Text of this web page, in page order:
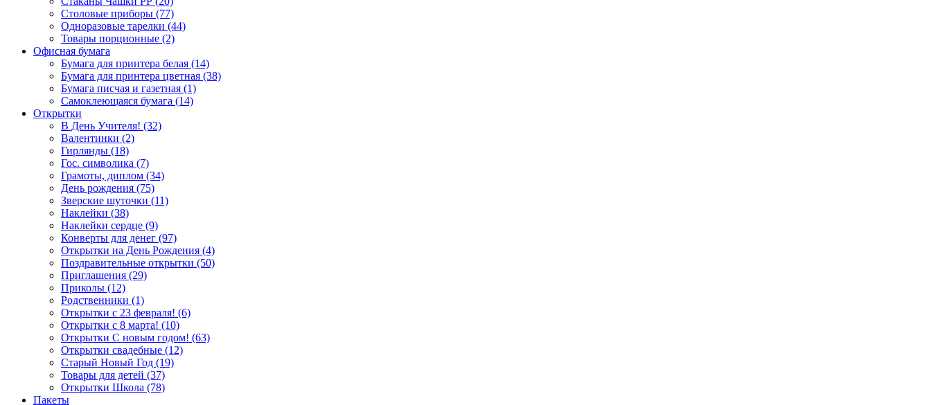
Столовые приборы (77)
Одноразовые тарелки (44)
Товары порционные (2)
Офисная бумага
Бумага для принтера белая (14)
Бумага для принтера цветная (38)
Бумага писчая и газетная (1)
Самоклеющаяся бумага (14)
Открытки
В День Учителя! (32)
Валентинки (2)
Гирлянды (18)
Гос. символика (7)
Грамоты, диплом (34)
День рождения (75)
Зверские шуточки (11)
Наклейки (38)
Наклейки сердце (9)
Конверты для денег (97)
Открытки на День Рождения (4)
Поздравительные открытки (50)
Приглашения (29)
Приколы (12)
Родственники (1)
Открытки с 23 февраля! (6)
Открытки с 8 марта! (10)
Открытки С новым годом! (63)
Открытки свадебные (12)
Старый Новый Год (19)
Товары для детей (37)
Открытки Школа (78)
Пакеты